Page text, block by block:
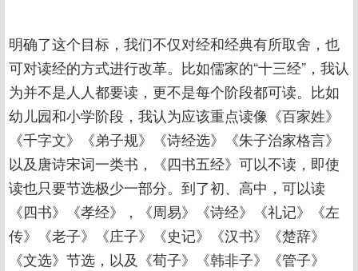
明确了这个目标，我们不仅对经和经典有所取舍，也
可对读经的方式进行改革。比如儒家的“十三经”，我认
为并不是人人都要读，更不是每个阶段都可读。比如
幼儿园和小学阶段，我认为应该重点读像《百家姓》
《千字文》《弟子规》《诗经选》《朱子治家格言》
以及唐诗宋词一类书，《四书五经》可以不读，即使
读也只要节选极少一部分。到了初、高中，可以读
《四书》《孝经》，《周易》《诗经》《礼记》《左
传》《老子》《庄子》《史记》《汉书》《楚辞》
《文选》节选，以及《荀子》《韩非子》《管子》